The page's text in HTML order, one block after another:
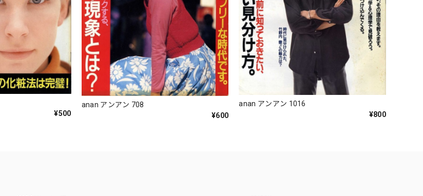
¥500
anan アンアン 708
¥600
anan アンアン 1016
¥800